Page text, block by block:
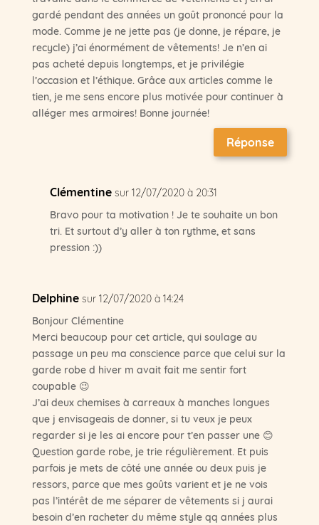
gardé pendant des années un goût prononcé pour la
mode. Comme je ne jette pas (je donne, je répare, je
recycle) j’ai énormément de vêtements! Je n’en ai
pas acheté depuis longtemps, et je privilégie
l’occasion et l’éthique. Grâce aux articles comme le
tien, je me sens encore plus motivée pour continuer à
alléger mes armoires! Bonne journée!
Réponse
Clémentine sur 12/07/2020 à 20:31
Bravo pour ta motivation ! Je te souhaite un bon
tri. Et surtout d’y aller à ton rythme, et sans
pression :))
Delphine sur 12/07/2020 à 14:24
Bonjour Clémentine
Merci beaucoup pour cet article, qui soulage au
passage un peu ma conscience parce que celui sur la
garde robe d hiver m avait fait me sentir fort
coupable 😉
J’ai deux chemises à carreaux à manches longues
que j envisageais de donner, si tu veux je peux
regarder si je les ai encore pour t’en passer une 😊
Question garde robe, je trie régulièrement. Et puis
parfois je mets de côté une année ou deux puis je
ressors, parce que mes goûts varient et je ne vois
pas l’intérêt de me séparer de vêtements si j aurai
besoin d’en racheter du même style qq années plus